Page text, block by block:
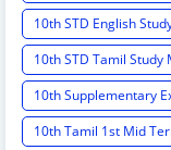
10th STD English
10th STD Tamil Study
10th Supplementary
10th Tamil 1st Mid